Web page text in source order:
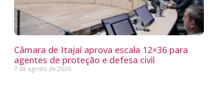
Câmara de Itajaí aprova escala 12×36 para
agentes de proteção e defesa civil
7 de agosto de 2026